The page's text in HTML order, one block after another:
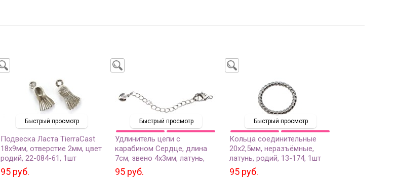
Быстрый просмотр
Подвеска Ласта TierraCast
18х9мм, отверстие 2мм, цвет
родий, 22-084-61, 1шт
95 руб.
Быстрый просмотр
Удлинитель цепи с
карабином Сердце, длина
7см, звено 4х3мм, латунь,
родий, 27-184, 1шт
95 руб.
Быстрый просмотр
Кольца соединительные
20х2,5мм, неразъёмные,
латунь, родий, 13-174, 1шт
95 руб.